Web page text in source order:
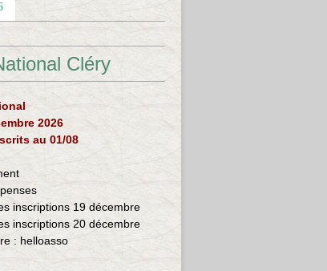
Cléry
2026
au 01/08
inscriptions 19 décembre
inscriptions 20 décembre
: helloasso